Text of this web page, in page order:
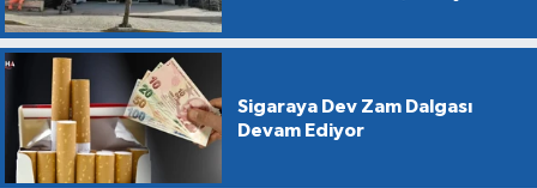
Sigaraya Dev Zam Dalgası
Devam Ediyor